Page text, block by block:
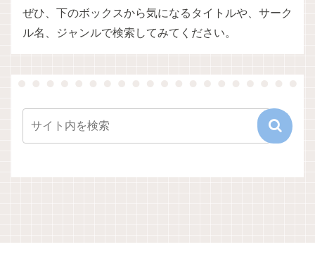
ぜひ、下のボックスから気になるタイトルや、サーク
ル名、ジャンルで検索してみてください。